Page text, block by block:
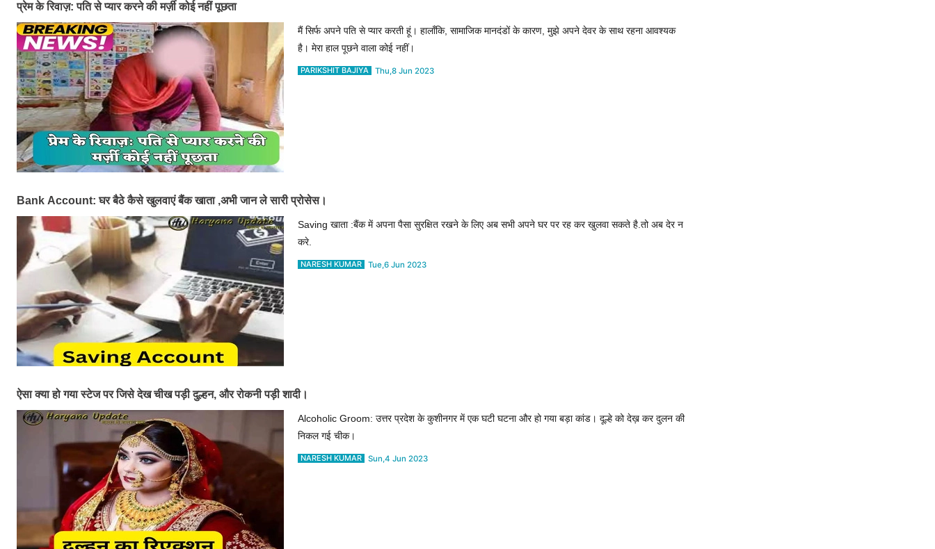
प्रेम के रिवाज़: पति से प्यार करने की मर्ज़ी कोई नहीं पूछता
मैं सिर्फ अपने पति से प्यार करती हूं। हालाँकि, सामाजिक मानदंडों के कारण, मुझे अपने देवर के साथ रहना आवश्यक
है। मेरा हाल पूछने वाला कोई नहीं।
PARIKSHIT BAJIYA Thu,8 Jun 2023
Bank Account: घर बैठे कैसे खुलवाएं बैंक खाता ,अभी जान ले सारी प्रोसेस।
Saving खाता :बैंक में अपना पैसा सुरक्षित रखने के लिए अब सभी अपने घर पर रह कर खुलवा सकते है.तो अब देर न
करे.
NARESH KUMAR Tue,6 Jun 2023
ऐसा क्या हो गया स्टेज पर जिसे देख चीख पड़ी दुल्हन, और रोकनी पड़ी शादी।
Alcoholic Groom: उत्तर प्रदेश के कुशीनगर में एक घटी घटना और हो गया बड़ा कांड। दूल्हे को देख़ कर दुलन की
निकल गई चीक।
NARESH KUMAR Sun,4 Jun 2023